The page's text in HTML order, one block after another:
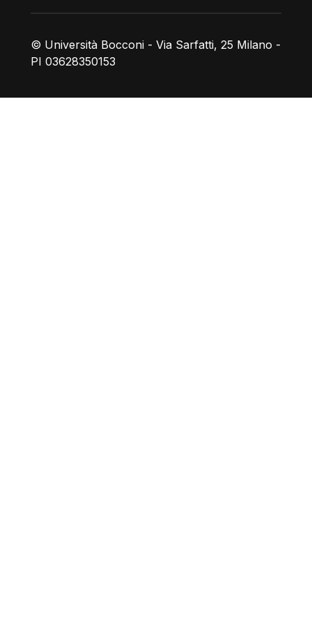
© Università Bocconi - Via Sarfatti, 25 Milano -
PI 03628350153